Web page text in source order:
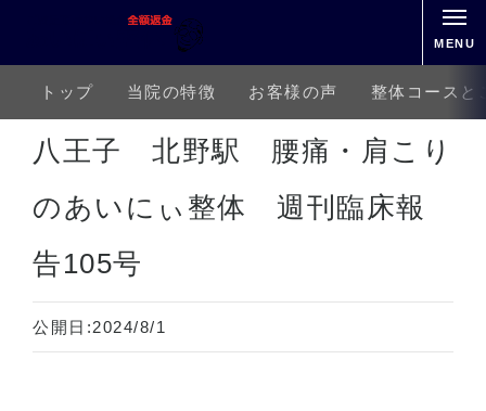
MENU
トップ 当院の特徴 お客様の声 整体コースと
ホーム 下半身の痛み 腰痛 八王子 北野駅 腰痛・肩こりのあいにぃ整体 週刊臨床報告105号
八王子 北野駅 腰痛・肩こり
のあいにぃ整体 週刊臨床報
告105号
公開日:2024/8/1